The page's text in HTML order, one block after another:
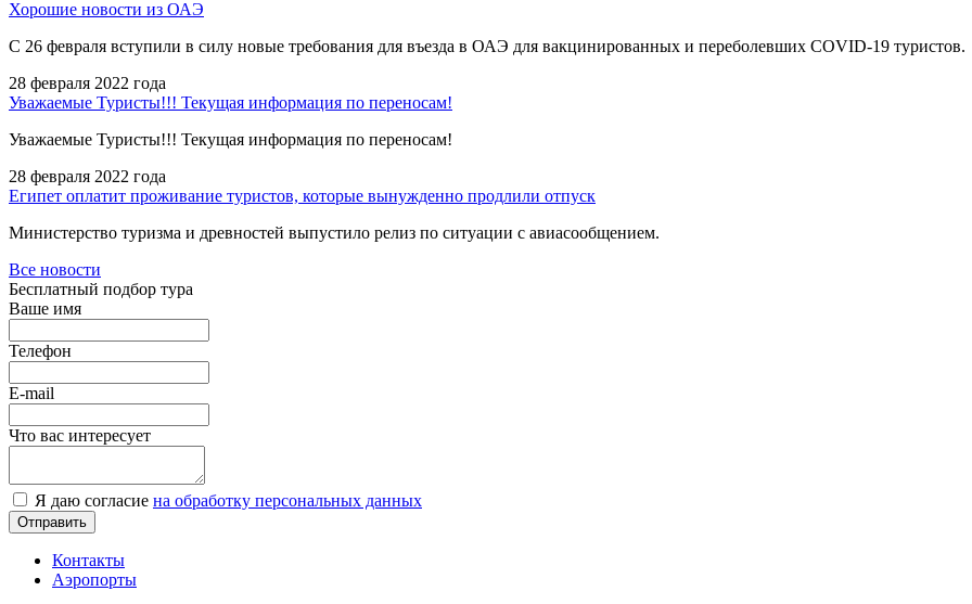
Хорошие новости из ОАЭ
С 26 февраля вступили в силу новые требования для въезда в ОАЭ для вакцинированных и переболевших COVID-19 туристов.
28 февраля 2022 года
Уважаемые Туристы!!! Текущая информация по переносам!
Уважаемые Туристы!!! Текущая информация по переносам!
28 февраля 2022 года
Египет оплатит проживание туристов, которые вынужденно продлили отпуск
Министерство туризма и древностей выпустило релиз по ситуации с авиасообщением.
Все новости
Бесплатный подбор тура
Ваше имя
Телефон
E-mail
Что вас интересует
Я даю согласие на обработку персональных данных
Контакты
Аэропорты